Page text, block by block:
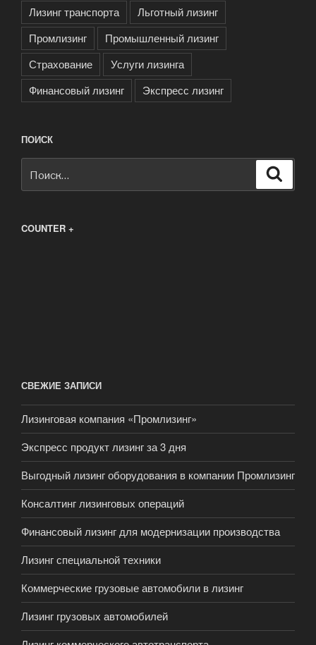
Лизинг транспорта
Льготный лизинг
Промлизинг
Промышленный лизинг
Страхование
Услуги лизинга
Финансовый лизинг
Экспресс лизинг
ПОИСК
COUNTER +
СВЕЖИЕ ЗАПИСИ
Лизинговая компания «Промлизинг»
Экспресс продукт лизинг за 3 дня
Выгодный лизинг оборудования в компании Промлизинг
Консалтинг лизинговых операций
Финансовый лизинг для модернизации производства
Лизинг специальной техники
Коммерческие грузовые автомобили в лизинг
Лизинг грузовых автомобилей